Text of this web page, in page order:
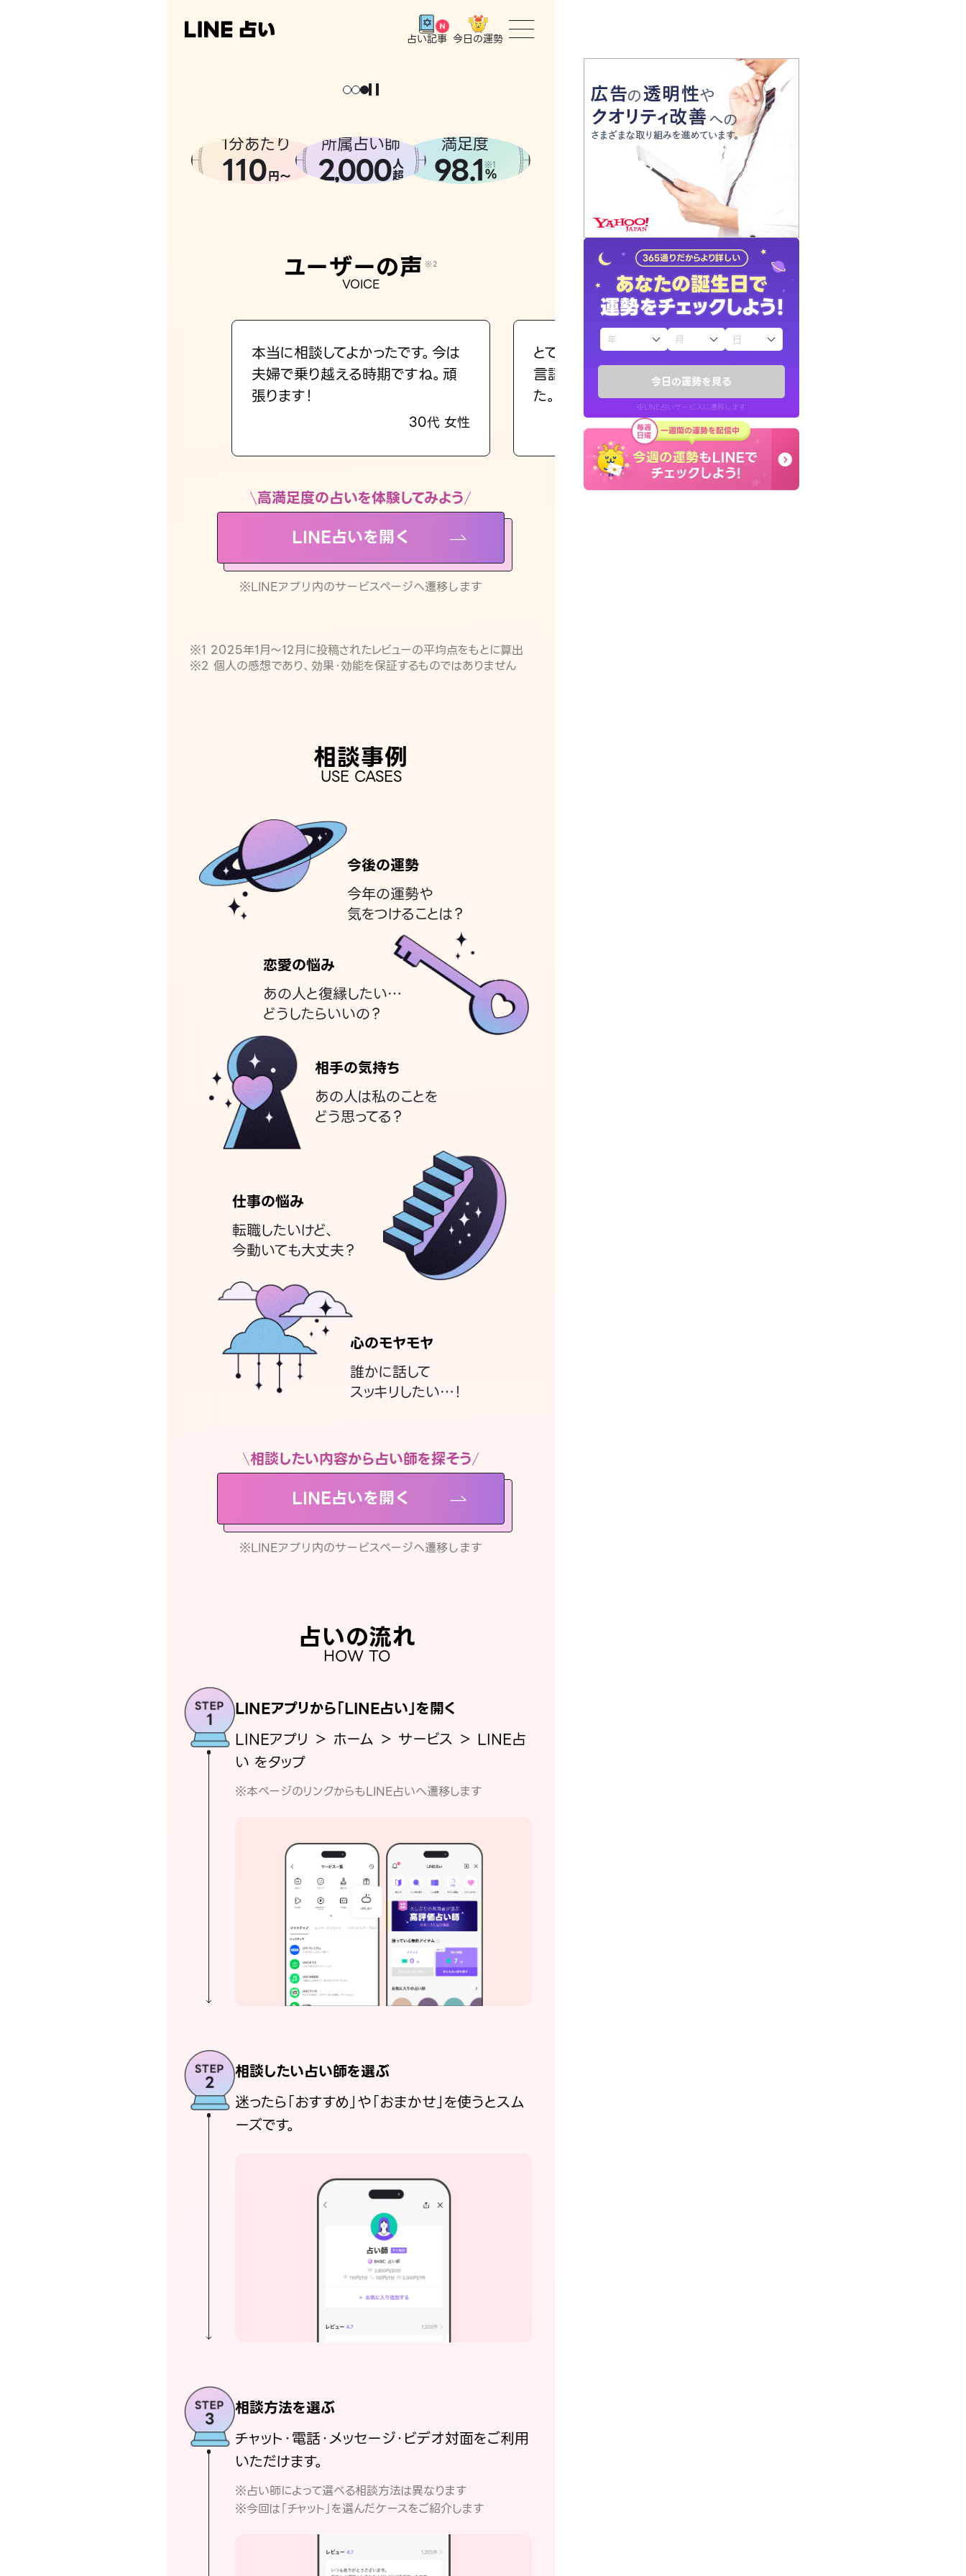
今日の運勢を見る
※LINE占いサービスに遷移します
占い記事 今日の運勢
トップ
ユーザーの声
占いの流れ
おすすめの占い師
よくある質問
えもじの子（占）12星座占い
お知らせ
1分あたり
110円〜
所属占い師
2,000人
超
満足度
98.1 ※1
%
ユーザーの声 ※2
VOICE
本当に相談してよかったです。今は
夫婦で乗り越える時期ですね。頑
張ります！
30代 女性
とても的確で感じていた違和感を
言語化してくれたので腑に落ちまし
た。
30代 女性
高満足度の占いを体験してみよう
LINE占いを開く
※LINEアプリ内のサービスページへ遷移します
※1 2025年1月〜12月に投稿されたレビューの平均点をもとに算出
※2 個人の感想であり、効果・効能を保証するものではありません
相談事例
USE CASES
今後の運勢
今年の運勢や
気をつけることは？
恋愛の悩み
あの人と復縁したい…
どうしたらいいの？
相手の気持ち
あの人は私のことを
どう思ってる？
仕事の悩み
転職したいけど、
今動いても大丈夫？
心のモヤモヤ
誰かに話して
スッキリしたい…！
相談したい内容から占い師を探そう
LINE占いを開く
※LINEアプリ内のサービスページへ遷移します
占いの流れ
HOW TO
LINEアプリから「LINE占い」を開く
LINEアプリ ＞ ホーム ＞ サービス ＞ LINE占
い をタップ
※本ページのリンクからもLINE占いへ遷移します
相談したい占い師を選ぶ
迷ったら「おすすめ」や「おまかせ」を使うとスム
ーズです。
相談方法を選ぶ
チャット・電話・メッセージ・ビデオ対面をご利用
いただけます。
※占い師によって選べる相談方法は異なります
※今回は「チャット」を選んだケースをご紹介します